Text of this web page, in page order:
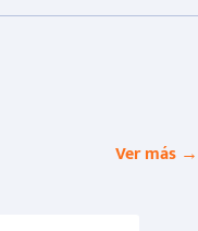
Ver más →